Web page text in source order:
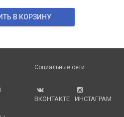
В КОРЗИНУ
Социальные сети
ВКОНТАКТЕ ИНСТАГРАМ